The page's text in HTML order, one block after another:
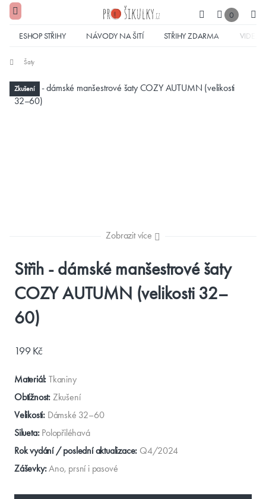
0
ESHOP STŘIHY NÁVODY NA ŠITÍ STŘIHY ZDARMA VIDEA
Šaty
Zobrazit více
Zkušení
Střih - dámské manšestrové šaty
COZY AUTUMN (velikosti 32–
60)
199 Kč
Materiál: Tkaniny
Obtížnost: Zkušení
Velikosti: Dámské 32–60
Silueta: Polopřiléhavá
Rok vydání / poslední aktualizace: Q4/2024
Záševky: Ano, prsní i pasové